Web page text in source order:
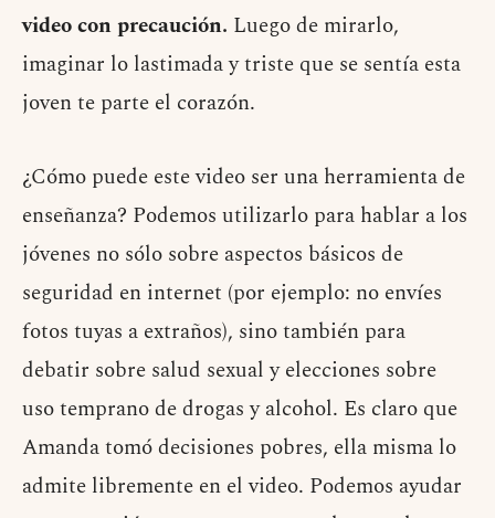
video con precaución. Luego de mirarlo,
imaginar lo lastimada y triste que se sentía esta
joven te parte el corazón.
¿Cómo puede este video ser una herramienta de
enseñanza? Podemos utilizarlo para hablar a los
jóvenes no sólo sobre aspectos básicos de
seguridad en internet (por ejemplo: no envíes
fotos tuyas a extraños), sino también para
debatir sobre salud sexual y elecciones sobre
uso temprano de drogas y alcohol. Es claro que
Amanda tomó decisiones pobres, ella misma lo
admite libremente en el video. Podemos ayudar